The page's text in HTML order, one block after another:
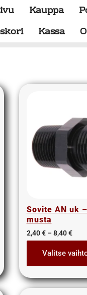
Kauppa
Kassa
Sovite AN uk
musta
2,40€ – 8,40€
Valitse